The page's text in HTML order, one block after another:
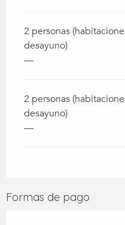
2 personas
desayuno)
—
2 personas
desayuno)
—
Formas de pago